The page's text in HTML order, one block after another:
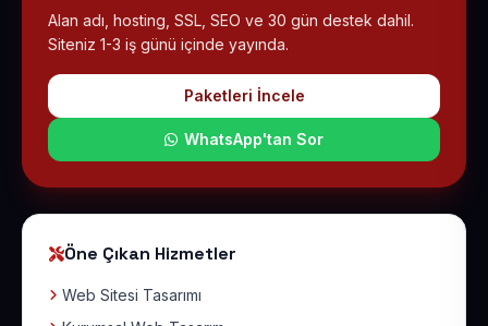
Alan adı, hosting, SSL, SEO ve 30 gün destek dahil.
Siteniz 1-3 iş günü içinde yayında.
Paketleri İncele
WhatsApp'tan Sor
Öne Çıkan Hizmetler
Web Sitesi Tasarımı